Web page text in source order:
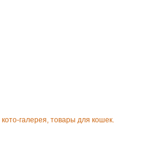
кото-галерея, товары для кошек.